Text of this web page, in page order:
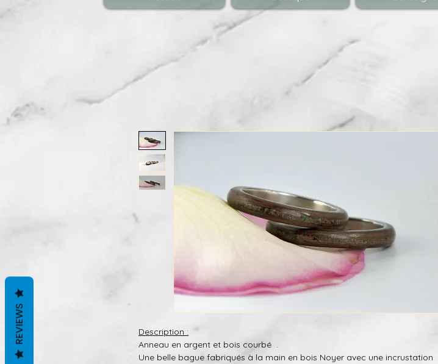
Description :
Anneau en argent et bois courbé .
Une belle bague fabriqués à la main en bois Noyer avec une incrustation
REVIEWS